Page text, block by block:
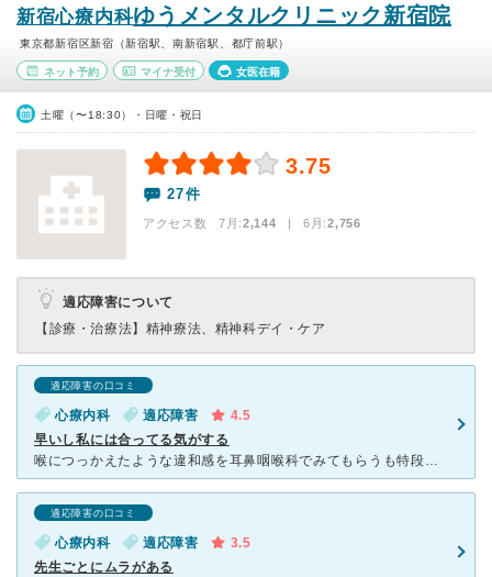
新宿心療内科ゆうメンタルクリニック新宿院
東京都新宿区新宿（新宿駅、南新宿駅、都庁前駅）
ネット予約 マイナ受付 女医在籍
土曜（〜18:30）・日曜・祝日
3.75
27件
アクセス数 7月:2,144 | 6月:2,756
適応障害について
【診療・治療法】 精神療法、精神科デイ・ケア
適応障害の口コミ
心療内科 適応障害
4.5
早いし私には合ってる気がする
喉につっかえたような違和感を耳鼻咽喉科でみてもらうも特段問題なく、仕事の忙しさに放置していましたが、ストレスによるヒステリー球というメンタルの分野らしく、色々あり会社も辞めるため時間もできたので見ても
適応障害の口コミ
心療内科 適応障害
3.5
先生ごとにムラがある